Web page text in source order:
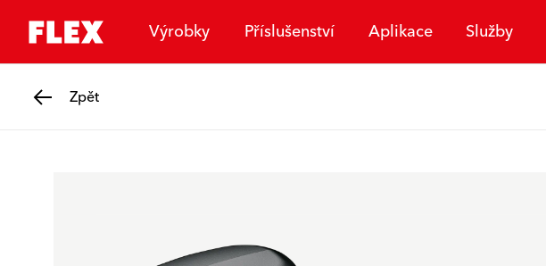
Výrobky Příslušenství Aplikace Služby
Zpět